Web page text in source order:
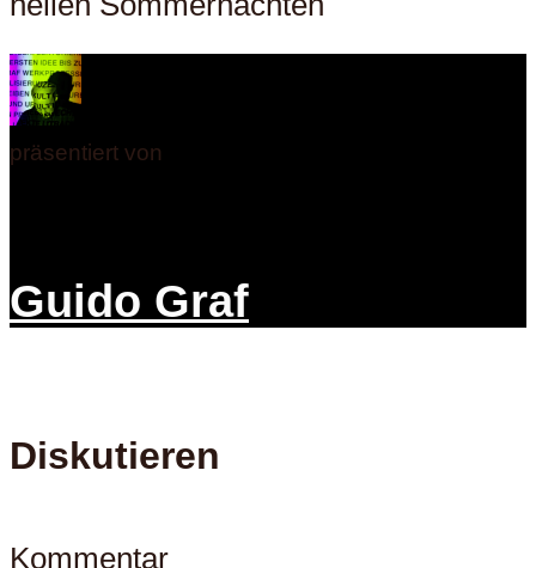
präsentiert von
Guido Graf
Diskutieren
Kommentar